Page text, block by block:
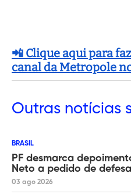
📲 Clique aqui para
canal da Metropole
Outras notícias
BRASIL
PF desmarca
Neto a pedido de defesa
03 ago 2026